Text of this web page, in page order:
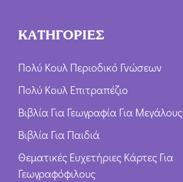
ΚΑΤΗΓΟΡΙΕΣ
Πολύ Κουλ Περιοδικό Γνώσεων
Πολύ Κουλ Επιτραπέζιο
Βιβλία Για Γεωγραφία Για Μεγάλους
Βιβλία Για Παιδιά
Θεματικές Ευχετήριες Κάρτες Για
Γεωγραφόφιλους